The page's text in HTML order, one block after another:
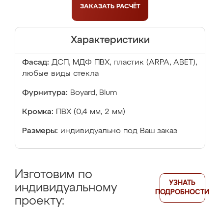
ЗАКАЗАТЬ РАСЧЁТ
Характеристики
Фасад: ДСП, МДФ ПВХ, пластик (ARPA, ABET),
любые виды стекла
Фурнитура: Boyard, Blum
Кромка: ПВХ (0,4 мм, 2 мм)
Размеры: индивидуально под Ваш заказ
Изготовим по
индивидуальному
проекту:
УЗНАТЬ
ПОДРОБНОСТИ